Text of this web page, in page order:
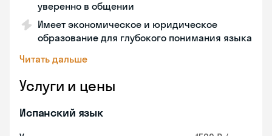
уверенно в общении
Имеет экономическое и юридическое
образование для глубокого понимания языка
Читать дальше
Услуги и цены
Испанский язык